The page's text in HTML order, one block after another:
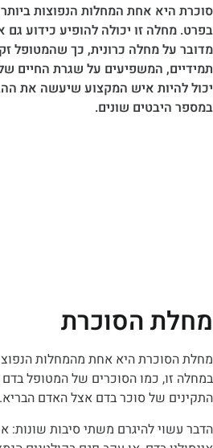
אחת המחלות הנפוצות ביותר
זו יכולה להופיע כידוע גם אצל
מחלה כרונית, כך שהמטופל זקוק
המשפיעים על שגרת החיים שלו.
איש המקצוע שיעשה את ההבדל
שונים.
הסוכרת
היא אחת מהמחלות הנפוצות
כמו הסוכרים של המטופל בדם גבוהה
של סוכר בדם אצל האדם הבריא.
להיגרם משתי סיבות שונות: או עקב